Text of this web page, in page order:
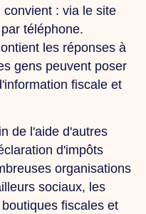
: via le site
téléphone.
les réponses à
gens peuvent poser
fiscale et
de l'aide d'autres
d'impôts
organisations
sociaux, les
fiscales et